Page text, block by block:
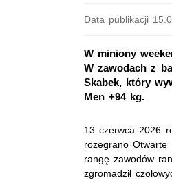
Data publikacji
W miniony
W zawodach z
Skabek, który
Men +94 kg.
13 czerwca 2026
rozegrano Otwarte
rangę zawodów
zgromadził